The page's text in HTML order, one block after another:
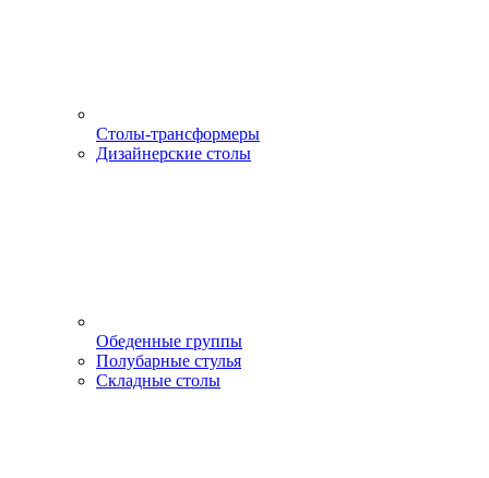
Столы-трансформеры
Дизайнерские столы
Обеденные группы
Полубарные стулья
Складные столы